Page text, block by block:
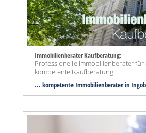
Immobilienberater Kaufberatung:
Professionelle Immobilienberater für
kompetente Kaufberatung
... kompetente Immobilienberater in